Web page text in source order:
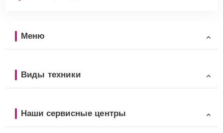
Меню
Виды техники
Наши сервисные центры